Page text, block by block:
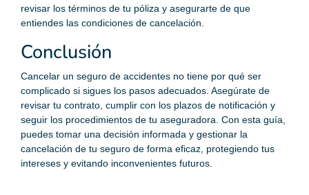
revisar los términos de tu póliza y asegurarte de que
entiendes las condiciones de cancelación.
Conclusión
Cancelar un seguro de accidentes no tiene por qué ser
complicado si sigues los pasos adecuados. Asegúrate de
revisar tu contrato, cumplir con los plazos de notificación y
seguir los procedimientos de tu aseguradora. Con esta guía,
puedes tomar una decisión informada y gestionar la
cancelación de tu seguro de forma eficaz, protegiendo tus
intereses y evitando inconvenientes futuros.